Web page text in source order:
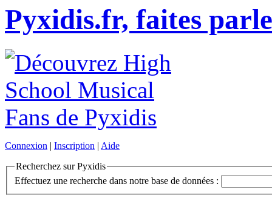
Pyxidis.fr, faites
Connexion | Inscription | Aide
Recherchez sur Pyxidis
Effectuez une recherche dans notre base de données :